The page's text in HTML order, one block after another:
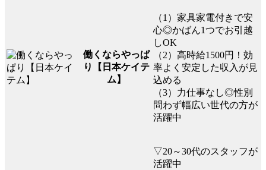
働くならやっぱ
り【日本ケイテ
ム】
（1）家具家電付きで安
心◎かばん1つでお引越
しOK
（2）高時給1500円！効
率よく安定した収入が見
込める
（3）力仕事なし◎性別
問わず幅広い世代の方が
活躍中
▽20～30代のスタッフが
活躍中